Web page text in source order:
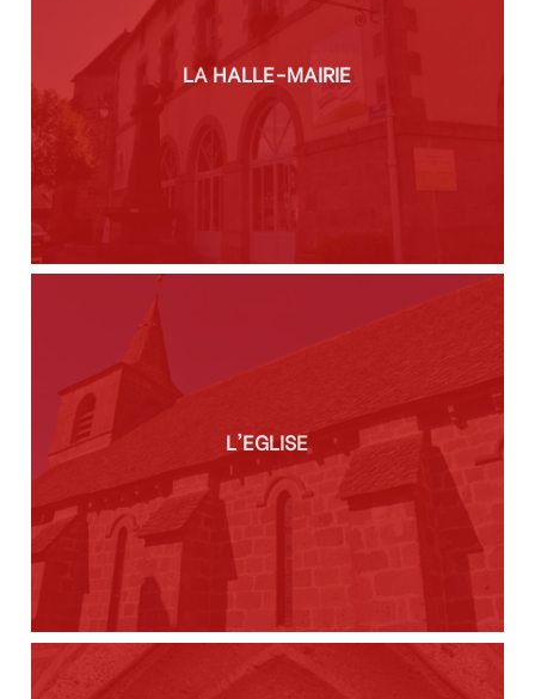
LA HALLE-MAIRIE
L'EGLISE